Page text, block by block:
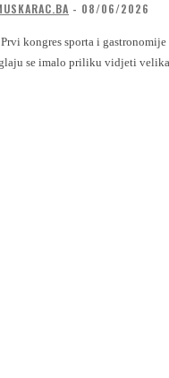
- 08/06/2026
kongres sporta i
se imalo priliku vidjeti